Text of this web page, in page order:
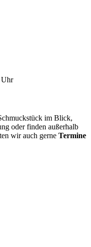
Uhr
im Blick,
oder finden außerhalb
wir auch gerne Termine